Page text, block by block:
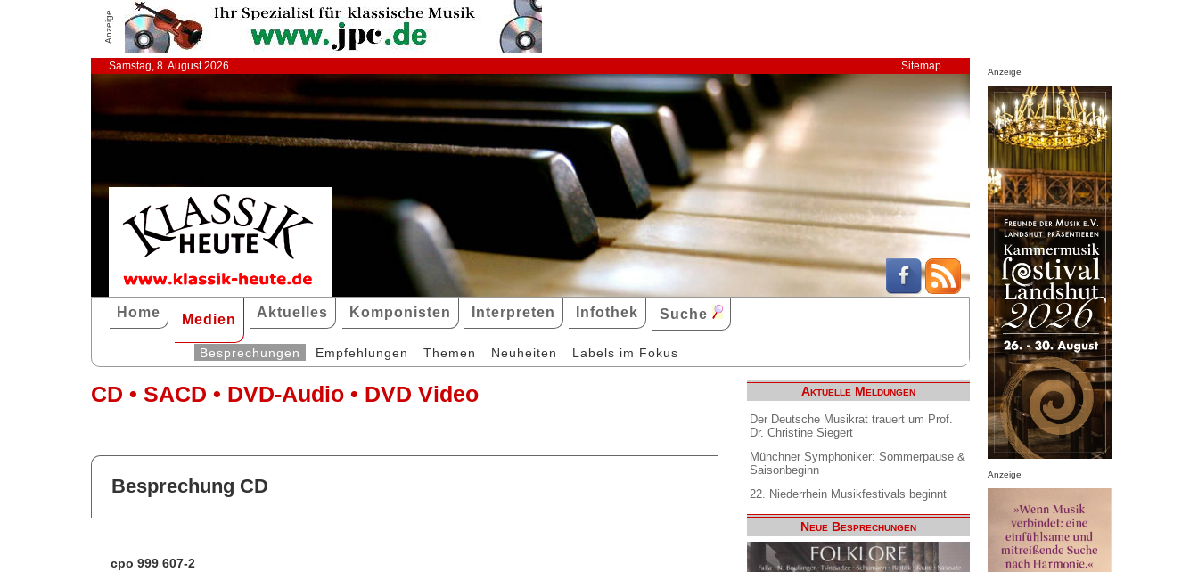
Anzeige
Samstag, 8. August 2026 Sitemap
Home Medien Aktuelles Komponisten Interpreten Infothek Suche
Besprechungen Empfehlungen Themen Neuheiten Labels im Fokus
CD • SACD • DVD-Audio • DVD Video
Besprechung CD
cpo 999 607-2
Aktuelle Meldungen
Der Deutsche Musikrat trauert um Prof.
Dr. Christine Siegert
Münchner Symphoniker: Sommerpause &
Saisonbeginn
22. Niederrhein Musikfestivals beginnt
Neue Besprechungen
Anzeige
Anzeige